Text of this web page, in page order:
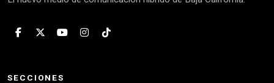
SECCIONES